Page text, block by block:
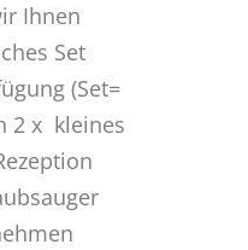
Ihnen
Set
(Set=
2 x kleines